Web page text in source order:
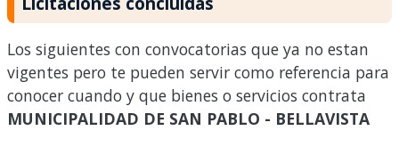
Los siguientes con convocatorias que ya no estan
vigentes pero te pueden servir como referencia para
conocer cuando y que bienes o servicios contrata
MUNICIPALIDAD DE SAN PABLO - BELLAVISTA